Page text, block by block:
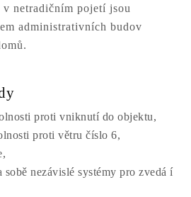
netradičním pojetí jsou
administrativních budov
proti vniknutí do objektu,
proti větru číslo 6,
nezávislé systémy pro zvedá í